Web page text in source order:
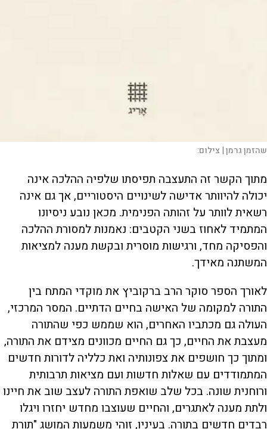
שהזמן גרמן | צילום:
מתוך הקשר זה התעצבה תפיסתו שלפיה ההלכה אינה
יכולה להיוותר אדישה לשינויים היסטוריים, אך גם אינה
רשאית לוותר על זהותה הפנימית. מכאן נובע ניסיונו
המתמיד לאחוז בשני הקטבים: נאמנות למסורת ההלכה
והפסיקה מחד, ורגישות מוסרית ובקשת מענה למציאות
המשתנה מאידך.
לאורך הספר סוקר הרב ברקוביץ את מוקדי המתח בין
התורה למקומה של האישה בחיים הדתיים. המסר המרכזי,
העולה גם מכתביו האחרים, הוא שממש כפי שהתורה
מעצבת את החיים, כך גם החיים מכוונים מצידם את התורה,
ומתוך כך חושפים את צפונותיה ואת כלליה לדורות חדשים
המתמודדים עם שאלות חדשות ועם מציאות תרבותית
ורוחנית שונה. בכל שלב שואפת התורה לעצב שוב את חיינו
ולתת מענה לאתגרים, והחיים שעוצבו מחדש יחזרו ויגלו
רבדים חדשים בתורה. בעיניו, זוהי משמעות המושג "תורת